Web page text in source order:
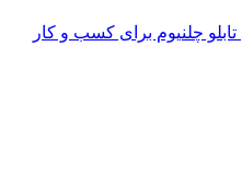
چلنیوم برای کسب و کار